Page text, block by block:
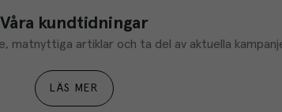
Våra kundtidningar
matnyttiga artiklar och ta del av aktuella
LÄS MER